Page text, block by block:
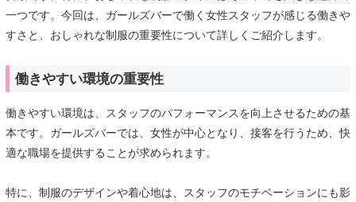
一つです。今回は、ガールズバーで働く女性スタッフが感じる働きや
すさと、おしゃれな制服の重要性について詳しくご紹介します。
働きやすい環境の重要性
働きやすい環境は、スタッフのパフォーマンスを向上させるための基
本です。ガールズバーでは、女性が中心となり、接客を行うため、快
適な職場を提供することが求められます。
特に、制服のデザインや着心地は、スタッフのモチベーションにも影